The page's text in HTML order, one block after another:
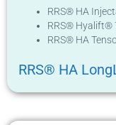
RRS® HA
RRS® Hyalift®
RRS® HA
RRS® HA